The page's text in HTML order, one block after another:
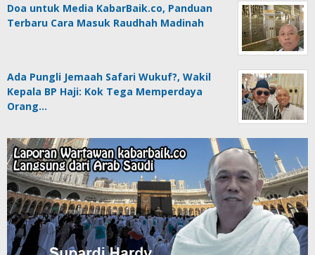
Doa untuk Media KabarBaik.co, Panduan
Terbaru Cara Masuk Raudhah Madinah
Ada Pungli Jemaah Safari Wukuf?, Wakil
Kepala BP Haji: Kok Tega Memperdaya
Orang…